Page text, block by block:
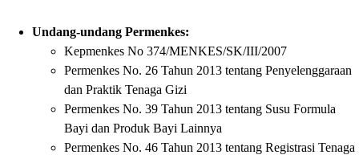
Undang-undang Permenkes:
Kepmenkes No 374/MENKES/SK/III/2007
Permenkes No. 26 Tahun 2013 tentang Penyelenggaraan
dan Praktik Tenaga Gizi
Permenkes No. 39 Tahun 2013 tentang Susu Formula
Bayi dan Produk Bayi Lainnya
Permenkes No. 46 Tahun 2013 tentang Registrasi Tenaga